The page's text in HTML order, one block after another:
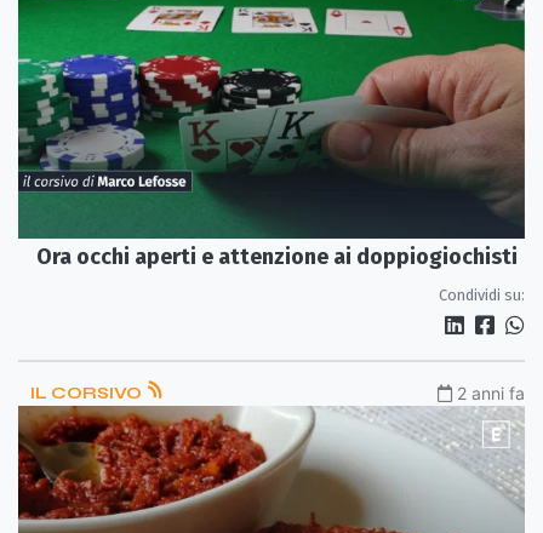
Ora occhi aperti e attenzione ai doppiogiochisti
Condividi su:
IL CORSIVO 2 anni fa